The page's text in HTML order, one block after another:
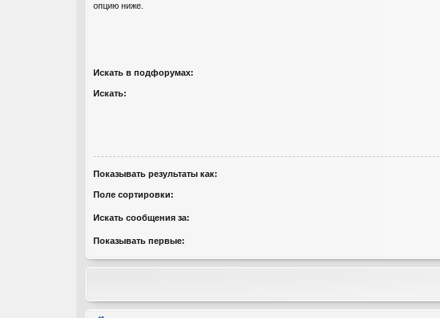
опцию ниже.
Искать в подфорумах:
Искать:
Показывать результаты как:
Поле сортировки:
Искать сообщения за:
Показывать первые: